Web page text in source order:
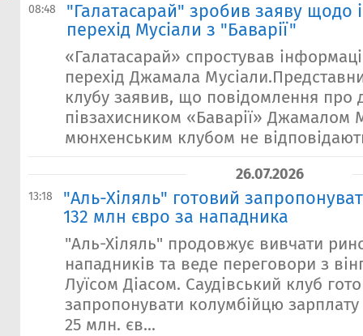
08:48
"Галатасарай" зробив заяву щодо
перехід Мусіали з "Баварії"
«Галатасарай» спростував
перехід Джамала
клубу заявив, що повідомлення про
півзахисником «Баварії» Джамалом
мюнхенським клубом не
26.07.2026
13:18
"Аль-Хіляль" готовий
132 млн євро за нападника
"Аль-Хіляль" продовжує вивчати
нападників та веде переговори з
Луїсом Діасом. Саудівський клуб
запропонувати колумбійцю
25 млн. єв...